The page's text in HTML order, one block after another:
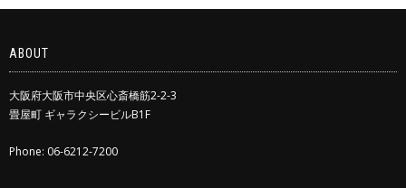
ABOUT
大阪府大阪市中央区心斎橋筋2-2-3
畳屋町 ギャラクシービルB1F
Phone: 06-6212-7200